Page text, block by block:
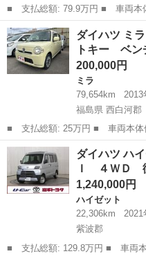
■ 支払総額: 79.9万円 ■ 車両本体価格： 721,000 円 ■ メーカー
名： ダイハツ ■ 車種名： タ
Ｓ トップエディションＳＡＩ
メラ 衝突軽...
岩手 盛岡市 タント
ダイハツ ミ
トキー ベ
200,000円
ミラ
79,654km
2013
福島県 西白河郡
■ 支払総額: 25万円 ■ 車両本体価格： 200,000 円 ■ メーカー
名： ダイハツ ■ 車種名： ミ
Ｘ ナビ スマートキー ベンチ
ム ＡＢＳ 衝突安...
福島 西白河郡 ミラ
ダイハツ ハ
Ｉ ４ＷＤ
1,240,000円
ハイゼット
22,306km
2021
紫波郡
■ 支払総額: 129.8万円 ■ 車両本体価格： 1,240,000 円 ■ メーカ